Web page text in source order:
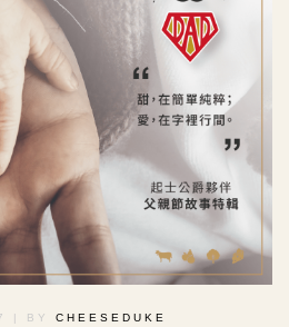
| BY CHEESEDUKE